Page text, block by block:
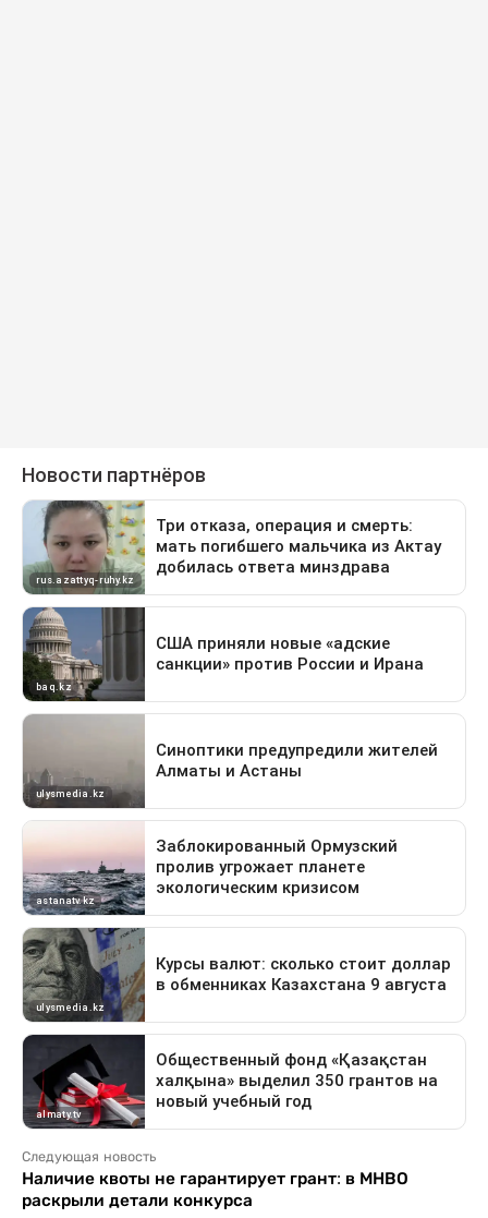
Следующая новость
Наличие квоты не гарантирует грант: в МНВО
раскрыли детали конкурса